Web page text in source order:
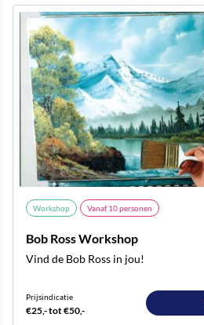
Workshop Vanaf10personen
Bob Ross Workshop
Vind de Bob Ross in jou!
Prijsindicatie
€25,- tot €50,-